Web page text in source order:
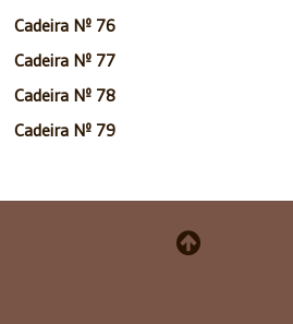
Cadeira Nº 76
Cadeira Nº 77
Cadeira Nº 78
Cadeira Nº 79